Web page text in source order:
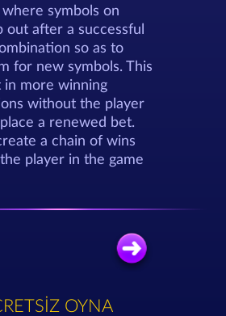
where symbols on
out after a successful
so as to
for new symbols. This
in more winning
without the player
a renewed bet.
a chain of wins
player in the game
OYNA